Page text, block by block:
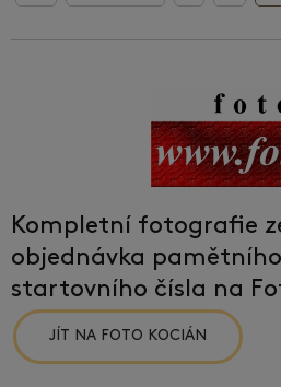
Kompletní fotografie
objednávka
startovního čísla na
JÍT NA FOTO KOCIÁN